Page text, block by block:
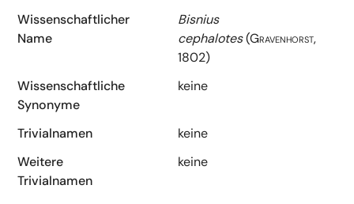
Wissenschaftlicher
Name
Bisnius
cephalotes(Gravenhorst,
1802)
Wissenschaftliche
Synonyme
keine
Trivialnamen
keine
Weitere
Trivialnamen
keine